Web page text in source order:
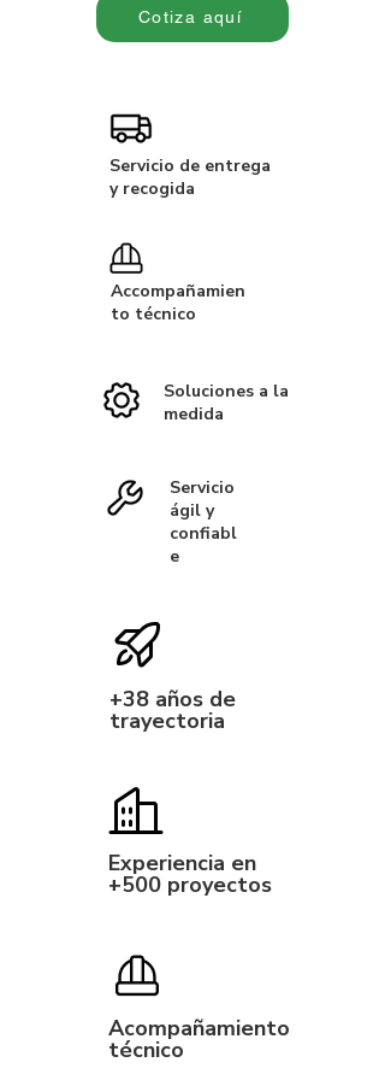
Cotiza aquí
Servicio de entrega
y recogida
Accompañamien
to técnico
Soluciones a la
medida
Servicio
ágil y
confiabl
e
+38 años de
trayectoria
Experiencia en
+500 proyectos
Acompañamiento
técnico